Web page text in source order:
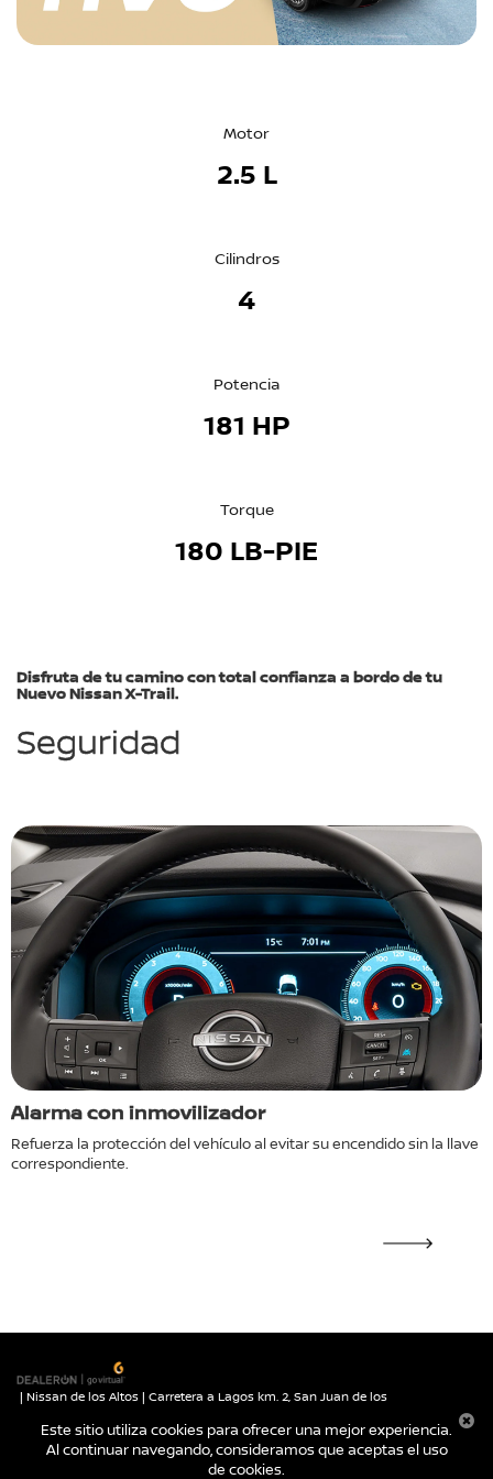
Motor
2.5 L
Cilindros
4
Potencia
181 HP
Torque
180 LB-PIE
Disfruta de tu camino con total confianza a bordo de tu
Nuevo Nissan X-Trail.
Seguridad
Alarma con inmovilizador
Refuerza la protección del vehículo al evitar su encendido sin la llave
correspondiente.
| Nissan de los Altos | Carretera a Lagos km. 2, San Juan de los
Aviso de Privacidad|Mapa del sitio
Este sitio utiliza cookies para ofrecer una mejor experiencia.
Al continuar navegando, consideramos que aceptas el uso
de cookies.